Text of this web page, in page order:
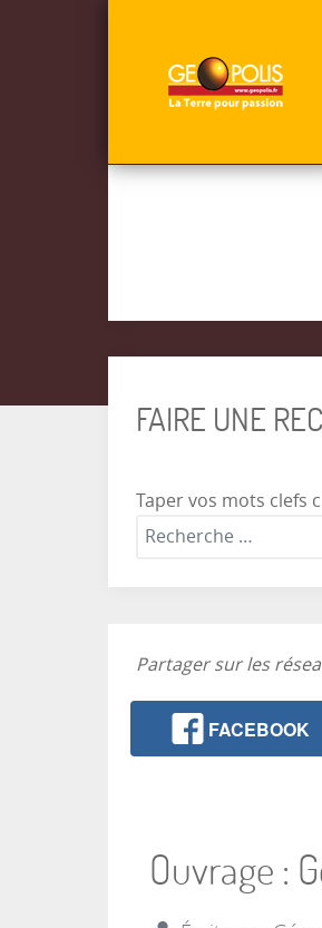
FAIRE UNE
Taper vos mots clefs
Partager sur les
FACEBOOK
Ouvrage :